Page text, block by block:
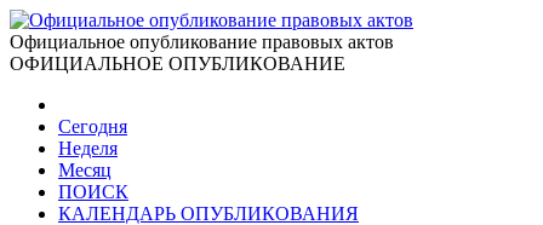
Официальное опубликование правовых актов
ОФИЦИАЛЬНОЕ ОПУБЛИКОВАНИЕ
Сегодня
Неделя
Месяц
ПОИСК
КАЛЕНДАРЬ ОПУБЛИКОВАНИЯ